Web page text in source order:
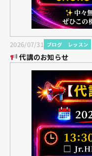
2026/07/31 ブログ レッスン
代講のお知らせ